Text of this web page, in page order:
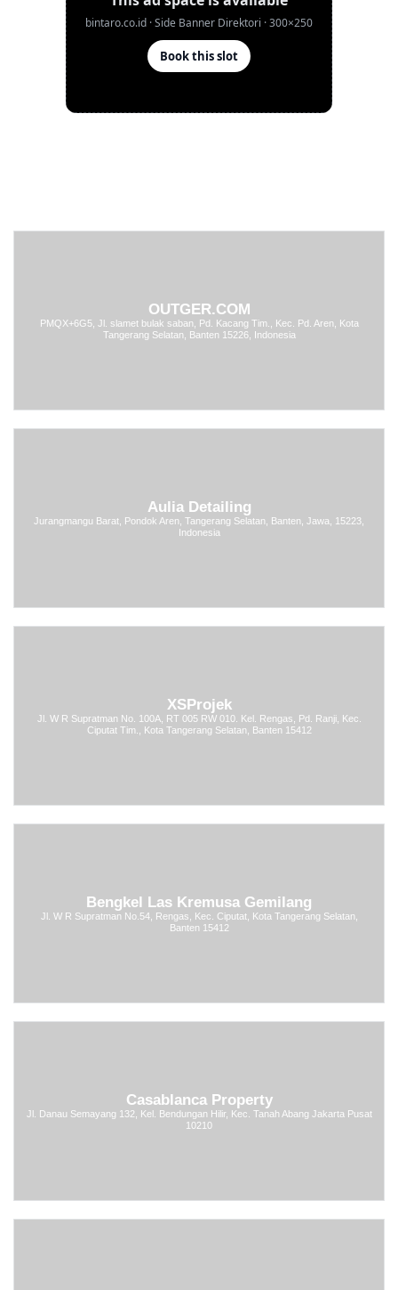
OUTGER.COM
PMQX+6G5, Jl. slamet bulak saban, Pd. Kacang Tim., Kec. Pd. Aren, Kota
Tangerang Selatan, Banten 15226, Indonesia
Aulia Detailing
Jurangmangu Barat, Pondok Aren, Tangerang Selatan, Banten, Jawa, 15223,
Indonesia
XSProjek
Jl. W R Supratman No. 100A, RT 005 RW 010. Kel. Rengas, Pd. Ranji, Kec.
Ciputat Tim., Kota Tangerang Selatan, Banten 15412
Bengkel Las Kremusa Gemilang
Jl. W R Supratman No.54, Rengas, Kec. Ciputat, Kota Tangerang Selatan,
Banten 15412
Casablanca Property
Jl. Danau Semayang 132, Kel. Bendungan Hilir, Kec. Tanah Abang Jakarta Pusat
10210